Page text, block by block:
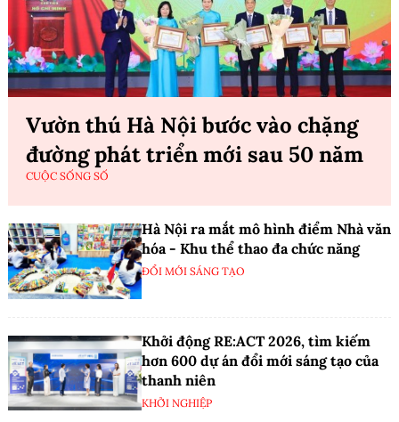
Vườn thú Hà Nội bước vào chặng
đường phát triển mới sau 50 năm
CUỘC SỐNG SỐ
Hà Nội ra mắt mô hình điểm Nhà văn
hóa - Khu thể thao đa chức năng
ĐỔI MỚI SÁNG TẠO
Khởi động RE:ACT 2026, tìm kiếm
hơn 600 dự án đổi mới sáng tạo của
thanh niên
KHỞI NGHIỆP